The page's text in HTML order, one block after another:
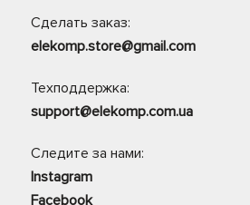
Сделать заказ:
elekomp.store@gmail.com
Техподдержка:
support@elekomp.com.ua
Следите за нами:
Instagram
Facebook